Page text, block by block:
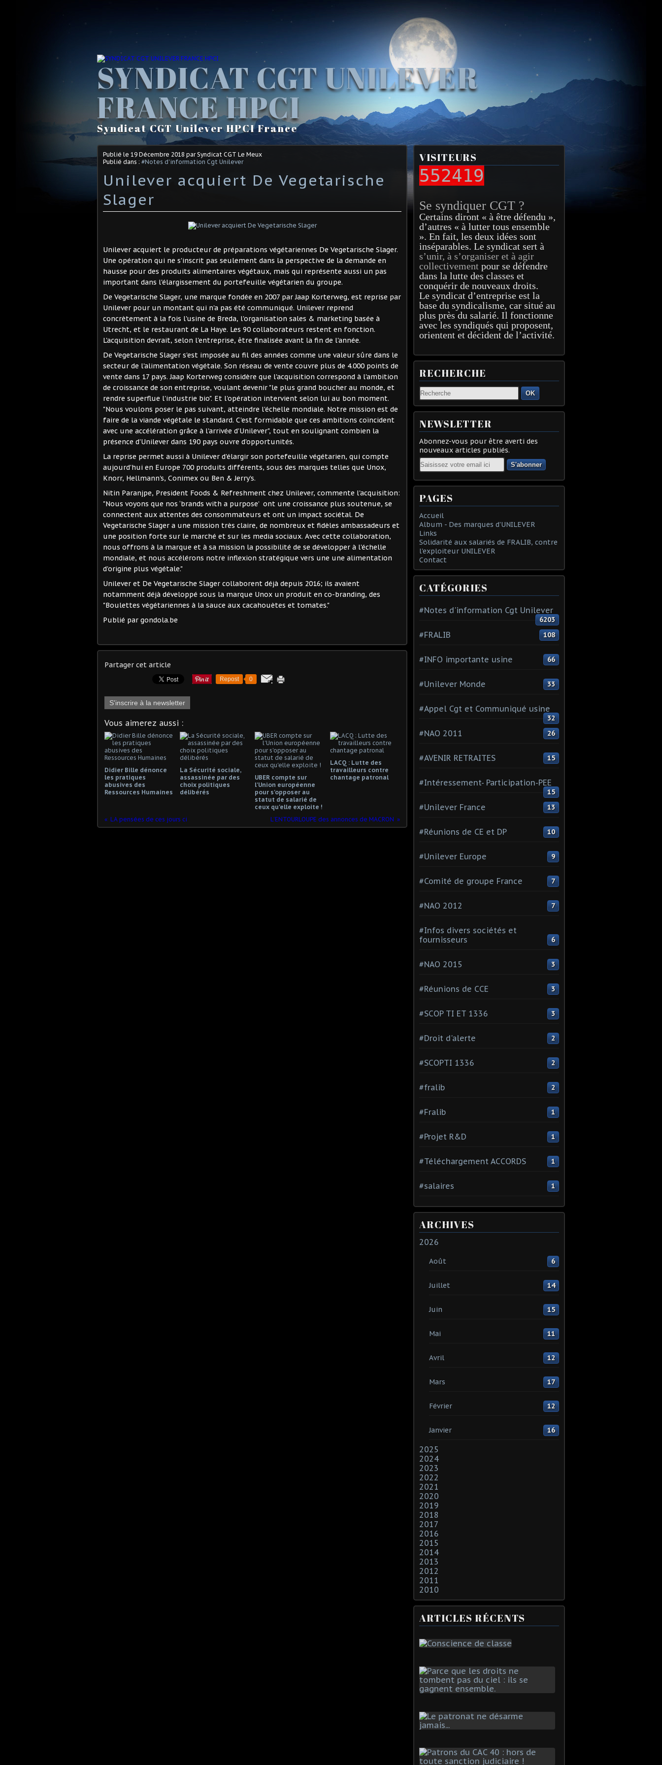
SYNDICAT CGT UNILEVER
FRANCE HPCI
Syndicat CGT Unilever HPCI France
Publié le 19 Décembre 2018 par Syndicat CGT Le Meux
Publié dans : #Notes d'information Cgt Unilever
Unilever acquiert De Vegetarische
Slager
Unilever acquiert le producteur de préparations végétariennes De Vegetarische Slager.
Une opération qui ne s'inscrit pas seulement dans la perspective de la demande en
hausse pour des produits alimentaires végétaux, mais qui représente aussi un pas
important dans l'élargissement du portefeuille végétarien du groupe.
De Vegetarische Slager, une marque fondée en 2007 par Jaap Korterweg, est reprise par
Unilever pour un montant qui n'a pas été communiqué. Unilever reprend
concrètement à la fois l'usine de Breda, l'organisation sales & marketing basée à
Utrecht, et le restaurant de La Haye. Les 90 collaborateurs restent en fonction.
L'acquisition devrait, selon l'entreprise, être finalisée avant la fin de l'année.
De Vegetarische Slager s'est imposée au fil des années comme une valeur sûre dans le
secteur de l'alimentation végétale. Son réseau de vente couvre plus de 4.000 points de
vente dans 17 pays. Jaap Korterweg considère que l'acquisition correspond à l'ambition
de croissance de son entreprise, voulant devenir "le plus grand boucher au monde, et
rendre superflue l'industrie bio". Et l'opération intervient selon lui au bon moment.
"Nous voulons poser le pas suivant, atteindre l'échelle mondiale. Notre mission est de
faire de la viande végétale le standard. C'est formidable que ces ambitions coïncident
avec une accélération grâce à l'arrivée d'Unilever", tout en soulignant combien la
présence d'Unilever dans 190 pays ouvre d'opportunités.
La reprise permet aussi à Unilever d'élargir son portefeuille végétarien, qui compte
aujourd'hui en Europe 700 produits différents, sous des marques telles que Unox,
Knorr, Hellmann's, Conimex ou Ben & Jerry’s.
Nitin Paranjpe, President Foods & Refreshment chez Unilever, commente l'acquisition:
"Nous voyons que nos ‘brands with a purpose’ ont une croissance plus soutenue, se
connectent aux attentes des consommateurs et ont un impact sociétal. De
Vegetarische Slager a une mission très claire, de nombreux et fidèles ambassadeurs et
une position forte sur le marché et sur les media sociaux. Avec cette collaboration,
nous offrons à la marque et à sa mission la possibilité de se développer à l'échelle
mondiale, et nous accélérons notre inflexion stratégique vers une une alimentation
d'origine plus végétale."
Unilever et De Vegetarische Slager collaborent déjà depuis 2016; ils avaient
notamment déjà développé sous la marque Unox un produit en co-branding, des
"Boulettes végétariennes à la sauce aux cacahouètes et tomates."
Publié par gondola.be
Partager cet article
Repost 0
S'inscrire à la newsletter
Vous aimerez aussi :
Didier Bille dénonce
les pratiques
abusives des
Ressources Humaines
La Sécurité sociale,
assassinée par des
choix politiques
délibérés
UBER compte sur
l'Union européenne
pour s'opposer au
statut de salarié de
ceux qu'elle exploite !
LACQ : Lutte des
travailleurs contre
chantage patronal
LA pensées de ces jours ci L’ENTOURLOUPE des annonces de MACRON
VISITEURS
552419
Se syndiquer CGT ?
Certains diront « à être défendu »,
d’autres « à lutter tous ensemble
». En fait, les deux idées sont
inséparables. Le syndicat sert à
s’unir, à s’organiser et à agir
collectivement pour se défendre
dans la lutte des classes et
conquérir de nouveaux droits.
Le syndicat d’entreprise est la
base du syndicalisme, car situé au
plus près du salarié. Il fonctionne
avec les syndiqués qui proposent,
orientent et décident de l’activité.
RECHERCHE
OK
NEWSLETTER
Abonnez-vous pour être averti des
nouveaux articles publiés.
Email
PAGES
Accueil
Album - Des marques d'UNILEVER
Links
Solidarité aux salariés de FRALIB, contre
l'exploiteur UNILEVER
Contact
CATÉGORIES
#Notes d'information Cgt Unilever
6203
#FRALIB 108
#INFO importante usine 66
#Unilever Monde 33
#Appel Cgt et Communiqué usine
32
#NAO 2011 26
#AVENIR RETRAITES 15
#Intéressement- Participation-PEE
15
#Unilever France 13
#Réunions de CE et DP 10
#Unilever Europe 9
#Comité de groupe France 7
#NAO 2012 7
#Infos divers sociétés et
fournisseurs
6
#NAO 2015 3
#Réunions de CCE 3
#SCOP TI ET 1336 3
#Droit d'alerte 2
#SCOPTI 1336 2
#fralib 2
#Fralib 1
#Projet R&D 1
#Téléchargement ACCORDS 1
#salaires 1
ARCHIVES
2026
Août 6
Juillet 14
Juin 15
Mai 11
Avril 12
Mars 17
Février 12
Janvier 16
2025
2024
2023
2022
2021
2020
2019
2018
2017
2016
2015
2014
2013
2012
2011
2010
ARTICLES RÉCENTS